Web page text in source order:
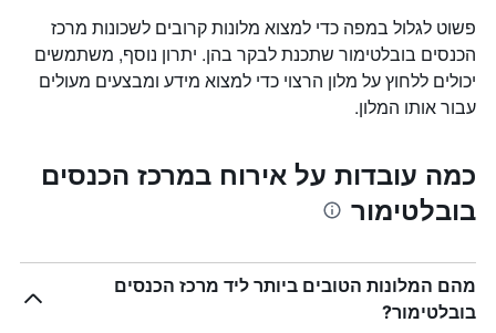
פשוט לגלול במפה כדי למצוא מלונות קרובים לשכונות מרכז
הכנסים בובלטימור שתכנת לבקר בהן. יתרון נוסף, משתמשים
יכולים ללחוץ על מלון הרצוי כדי למצוא מידע ומבצעים מעולים
עבור אותו המלון.
כמה עובדות על אירוח במרכז הכנסים
בובלטימור
מהם המלונות הטובים ביותר ליד מרכז הכנסים
בובלטימור?